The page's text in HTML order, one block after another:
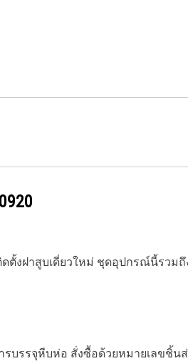
งฝาสูบเดี่ยวใหม่ ชุดอุปกรณ์นี้รวม
รรจุหีบห่อ สั่งซื้อด้วยหมายเลขชิ้น